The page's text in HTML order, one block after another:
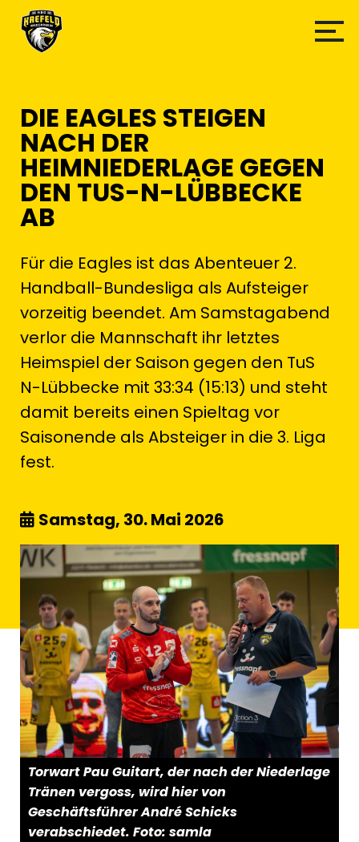
DIE EAGLES STEIGEN
NACH DER
HEIMNIEDERLAGE GEGEN
DEN TUS-N-LÜBBECKE
AB
Für die Eagles ist das Abenteuer 2.
Handball-Bundesliga als Aufsteiger
vorzeitig beendet. Am Samstagabend
verlor die Mannschaft ihr letztes
Heimspiel der Saison gegen den TuS
N-Lübbecke mit 33:34 (15:13) und steht
damit bereits einen Spieltag vor
Saisonende als Absteiger in die 3. Liga
fest.
Samstag, 30. Mai 2026
Torwart Pau Guitart, der nach der Niederlage
Tränen vergoss, wird hier von
Geschäftsführer André Schicks
verabschiedet. Foto: samla